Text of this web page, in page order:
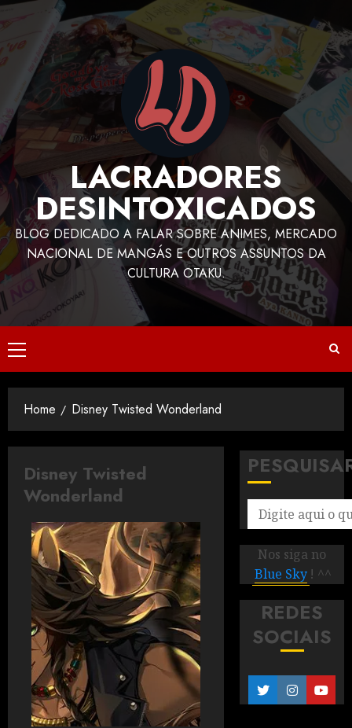
LACRADORES
DESINTOXICADOS
BLOG DEDICADO A FALAR SOBRE ANIMES, MERCADO
NACIONAL DE MANGÁS E OUTROS ASSUNTOS DA
CULTURA OTAKU.
Home Disney Twisted Wonderland
Disney Twisted
Wonderland
Nos siga no
Blue Sky ! ^^
REDES
SOCIAIS